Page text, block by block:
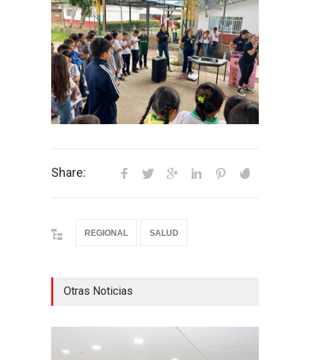
Share:
REGIONAL SALUD
Otras Noticias